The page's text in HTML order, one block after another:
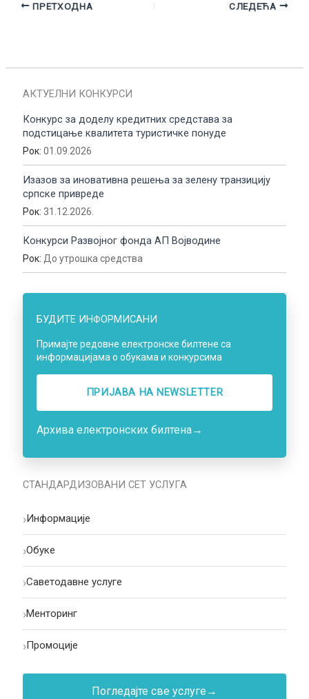
ПРЕТХОДНА СЛЕДЕЋА
АКТУЕЛНИ КОНКУРСИ
Конкурс за доделу кредитних средстава за
подстицање квалитета туристичке понуде
Рок: 01.09.2026
Изазов за иновативна решења за зелену транзицију
српске привреде
Рок: 31.12.2026.
Конкурси Развојног фонда АП Војводине
Рок: До утрошка средства
БУДИТЕ ИНФОРМИСАНИ
Примајте редовне електронске билтене са
информацијама о обукама и конкурсима
ПРИЈАВА НA NEWSLETTER
Архива електронских билтена→
СТАНДАРДИЗОВАНИ СЕТ УСЛУГА
›Информације
›Oбуке
›Саветодавне услуге
›Менторинг
›Промоције
Погледајте све услуге →